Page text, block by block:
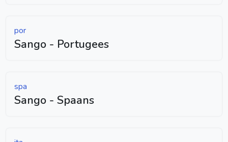
por
Sango - Portugees
spa
Sango - Spaans